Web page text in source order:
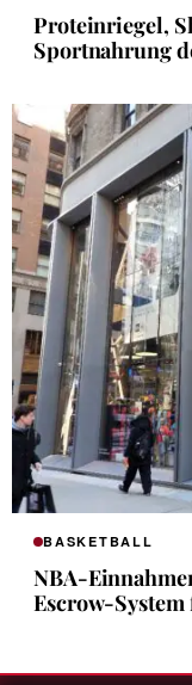
Proteinriegel,
Sportnahrung
BASKETBALL
NBA-
Escrow-